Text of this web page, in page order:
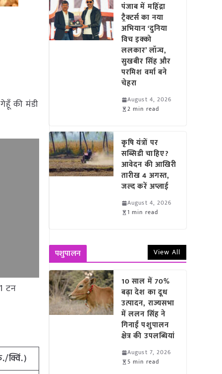
की मंडी
टन
क्विं.)
पंजाब में महिंद्रा
ट्रैक्टर्स का नया
अभियान ‘दुनिया
विच इक्को
ललकार’ लॉन्च,
सुखबीर सिंह और
परमिश वर्मा बने
चेहरा
August 4, 2026
2 min read
कृषि यंत्रों पर
सब्सिडी चाहिए?
आवेदन की आखिरी
तारीख 4 अगस्त,
जल्द करें अप्लाई
August 4, 2026
1 min read
पशुपालन View All
10 साल में 70%
बढ़ा देश का दूध
उत्पादन, राज्यसभा
में ललन सिंह ने
गिनाईं पशुपालन
क्षेत्र की उपलब्धियां
August 7, 2026
5 min read